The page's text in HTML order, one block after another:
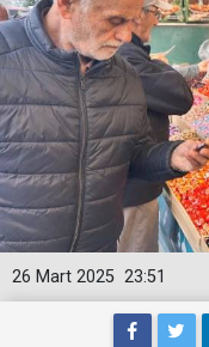
23:51
26 Mart 2025